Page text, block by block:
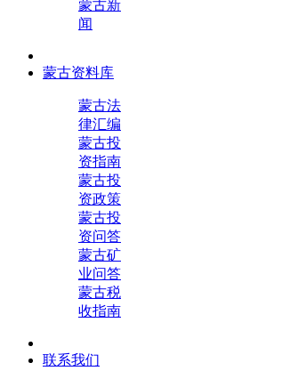
蒙古新
闻
蒙古资料库
蒙古法
律汇编
蒙古投
资指南
蒙古投
资政策
蒙古投
资问答
蒙古矿
业问答
蒙古税
收指南
联系我们